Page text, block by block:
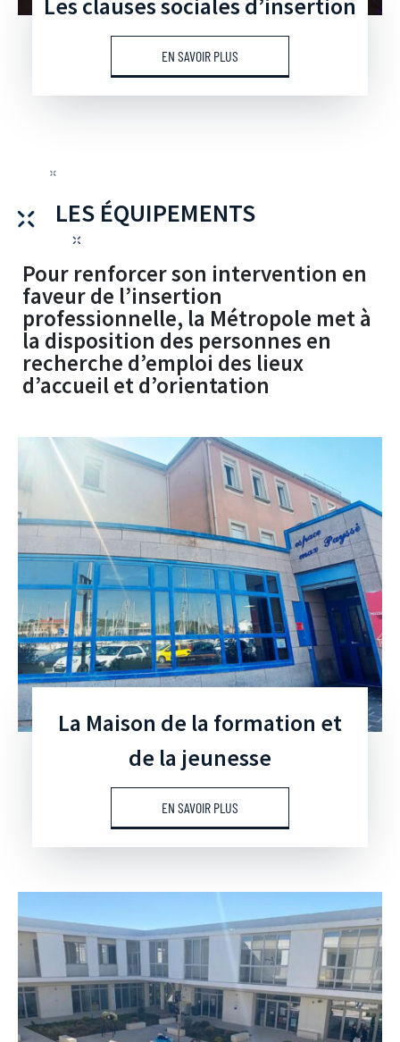
EN SAVOIR PLUS
LES ÉQUIPEMENTS
Pour renforcer son intervention en
faveur de l’insertion
professionnelle, la Métropole met à
la disposition des personnes en
recherche d’emploi des lieux
d’accueil et d’orientation
La Maison de la formation et
de la jeunesse
EN SAVOIR PLUS